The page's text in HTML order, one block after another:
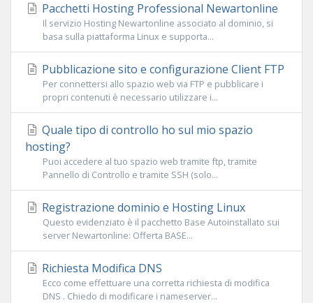
Pacchetti Hosting Professional Newartonline
Il servizio Hosting Newartonline associato al dominio, si
basa sulla piattaforma Linux e supporta...
Pubblicazione sito e configurazione Client FTP
Per connettersi allo spazio web via FTP e pubblicare i
propri contenuti è necessario utilizzare i...
Quale tipo di controllo ho sul mio spazio
hosting?
Puoi accedere al tuo spazio web tramite ftp, tramite
Pannello di Controllo e tramite SSH (solo...
Registrazione dominio e Hosting Linux
Questo evidenziato è il pacchetto Base Autoinstallato sui
server Newartonline: Offerta BASE...
Richiesta Modifica DNS
Ecco come effettuare una corretta richiesta di modifica
DNS . Chiedo di modificare i nameserver...